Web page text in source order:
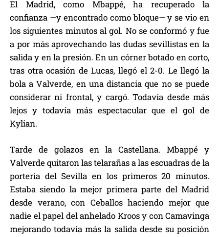
El Madrid, como Mbappé, ha recuperado la
confianza —y encontrado como bloque— y se vio en
los siguientes minutos al gol. No se conformó y fue
a por más aprovechando las dudas sevillistas en la
salida y en la presión. En un córner botado en corto,
tras otra ocasión de Lucas, llegó el 2-0. Le llegó la
bola a Valverde, en una distancia que no se puede
considerar ni frontal, y cargó. Todavía desde más
lejos y todavía más espectacular que el gol de
Kylian.
Tarde de golazos en la Castellana. Mbappé y
Valverde quitaron las telarañas a las escuadras de la
portería del Sevilla en los primeros 20 minutos.
Estaba siendo la mejor primera parte del Madrid
desde verano, con Ceballos haciendo mejor que
nadie el papel del anhelado Kroos y con Camavinga
mejorando todavía más la salida desde su posición